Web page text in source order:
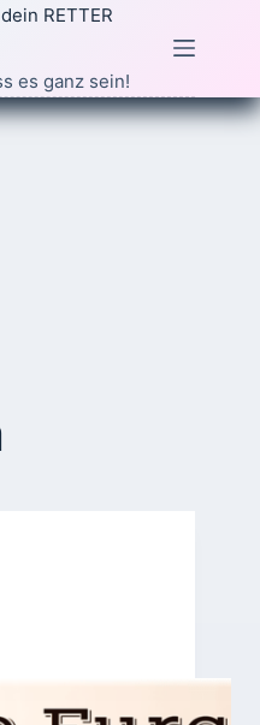
RETTER
es ganz sein!